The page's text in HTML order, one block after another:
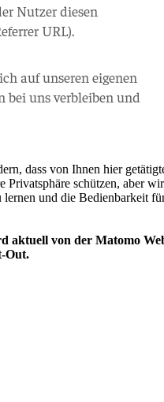
Nutzer diesen
URL).
auf unseren eigenen
bei uns verbleiben und